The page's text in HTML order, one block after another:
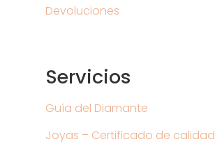
Devoluciones
Servicios
Guía del Diamante
Joyas – Certificado de calidad